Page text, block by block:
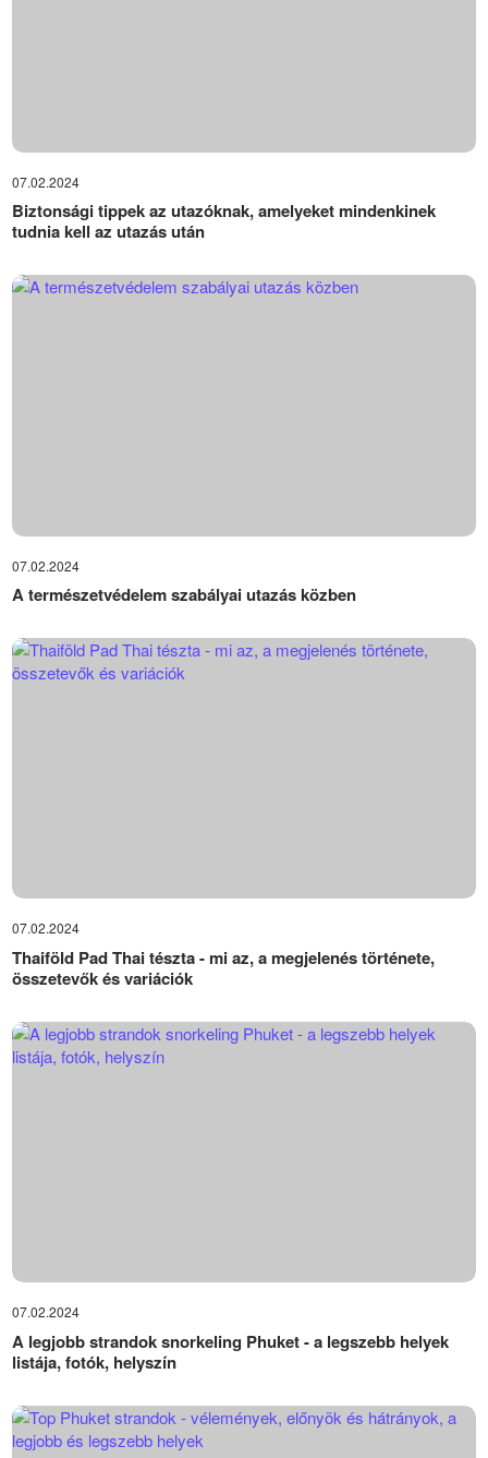
07.02.2024
Biztonsági tippek az utazóknak, amelyeket mindenkinek
tudnia kell az utazás után
07.02.2024
A természetvédelem szabályai utazás közben
07.02.2024
Thaiföld Pad Thai tészta - mi az, a megjelenés története,
összetevők és variációk
07.02.2024
A legjobb strandok snorkeling Phuket - a legszebb helyek
listája, fotók, helyszín